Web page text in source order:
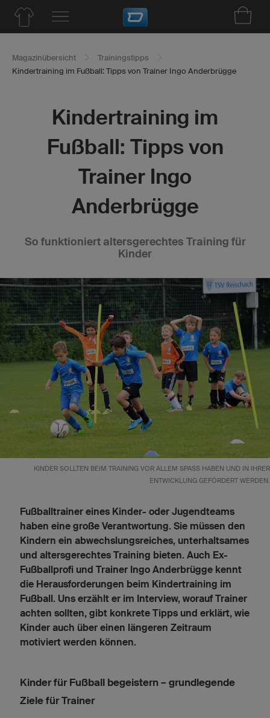
Magazinübersicht
Trainingstipps
Kindertraining im Fußball: Tipps von Trainer Ingo Anderbrügge
Kindertraining im
Fußball: Tipps von
Trainer Ingo
Anderbrügge
So funktioniert altersgerechtes Training für
Kinder
KINDER SOLLTEN BEIM TRAINING VOR ALLEM SPASS HABEN UND IN IHRER E
NTWICKLUNG GEFÖRDERT WERDEN.
Fußballtrainer eines Kinder- oder Jugendteams
haben eine große Verantwortung. Sie müssen den
Kindern ein abwechslungsreiches, unterhaltsames
und altersgerechtes Training bieten. Auch Ex-
Fußballprofi und Trainer Ingo Anderbrügge kennt
die Herausforderungen beim Kindertraining im
Fußball. Uns erzählt er im Interview, worauf Trainer
achten sollten, gibt konkrete Tipps und erklärt, wie
Kinder auch über einen längeren Zeitraum
motiviert werden können.
Kinder für Fußball begeistern – grundlegende
Ziele für Trainer